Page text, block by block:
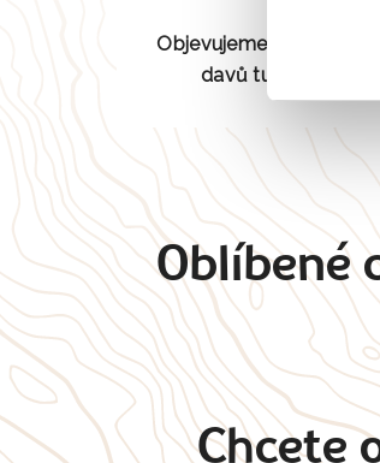
Objevujeme pro vás
davů turistů, která
Oblíbené
Chcete